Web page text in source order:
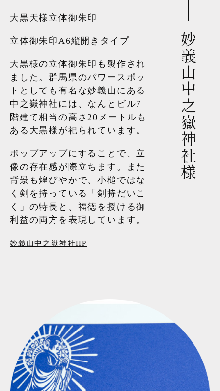
妙義山中之嶽神社様
大黒天様立体御朱印
立体御朱印A6縦開きタイプ
大黒様の立体御朱印も製作され
ました。群馬県のパワースポッ
トとしても有名な妙義山にある
中之嶽神社には、なんとビル7
階建て相当の高さ20メートルも
ある大黒様が祀られています。
ポップアップにすることで、立
像の存在感が際立ちます。また
背景も煌びやかで、小槌ではな
く剣を持っている「剣持だいこ
く」の特長と、福徳を授ける御
利益の両方を表現しています。
妙義山中之嶽神社HP